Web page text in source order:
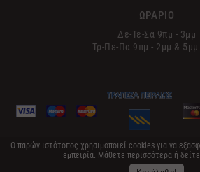
ΩΡΑΡΙΟ
Δε-Τε-Σα 9πμ - 3μμ
Τρ-Πε-Πα 9πμ - 2μμ & 5μμ
© 2017 Le Sens | All Rights
Ο παρών ιστότοπος χρησιμοποιεί cookies για να
εμπειρία. Μάθετε περισσότερα ή